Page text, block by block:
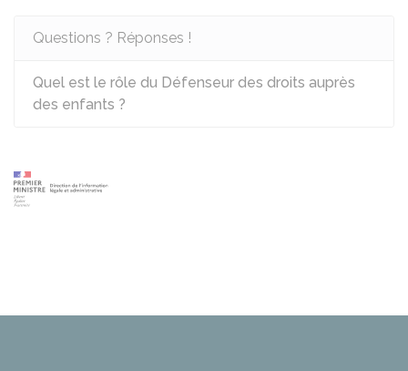
Questions ? Réponses !
Quel est le rôle du Défenseur des droits auprès
des enfants ?